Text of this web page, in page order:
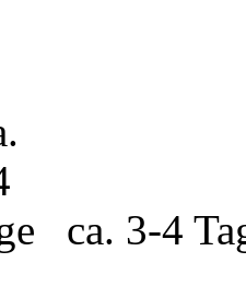
ca. 3-4